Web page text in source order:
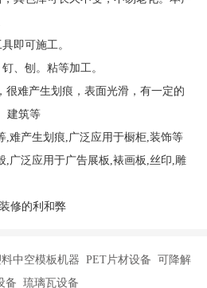
即可施工。
、刨。粘等加工。
很难产生划痕，表面光滑，有一定的
建筑等
,难产生划痕,广泛应用于橱柜,装饰等
,广泛应用于广告展板,裱画板,丝印,雕
修的利和弊
中空模板机器 PET片材设备 可降解
备 琉璃瓦设备